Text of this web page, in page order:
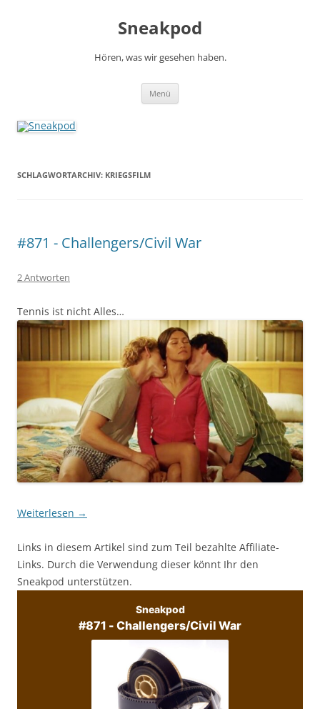
Sneakpod
Hören, was wir gesehen haben.
Menü
SCHLAGWORTARCHIV: KRIEGSFILM
#871 - Challengers/Civil War
2 Antworten
Tennis ist nicht Alles…
Weiterlesen →
Links in diesem Artikel sind zum Teil bezahlte Affiliate-
Links. Durch die Verwendung dieser könnt Ihr den
Sneakpod unterstützen.